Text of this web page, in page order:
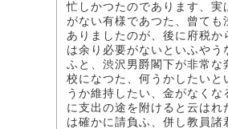
忙しかつたのであります、
がない有様であつた、曾て
ありましたのが、後に府税
は余り必要がないといふや
ふと、渋沢男爵閣下が非常
校になつた、何うかしたい
うか維持したい、金がなく
に支出の途を附けると云は
は確かに請負ふ、併し教員